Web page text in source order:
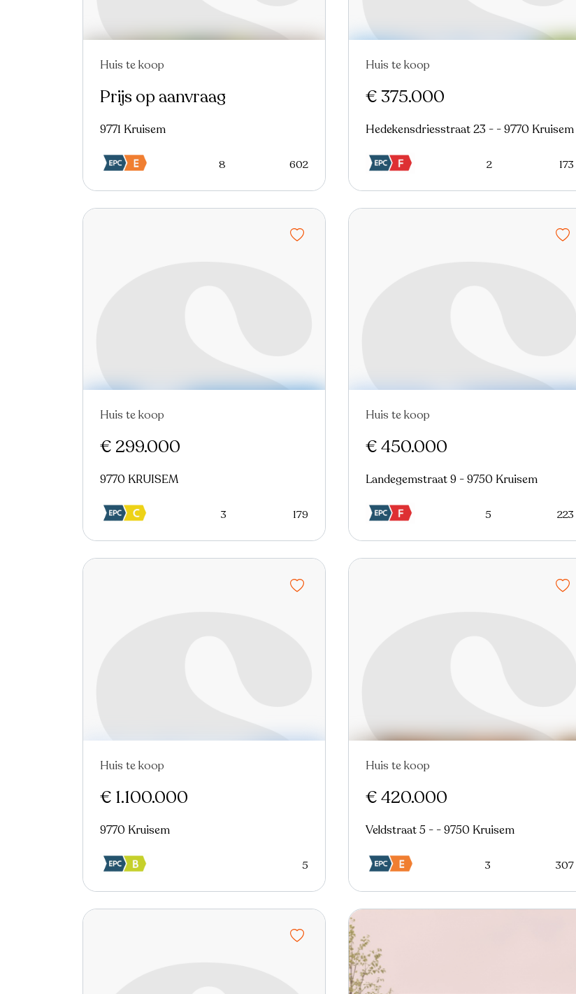
Huis te koop
Prijs op aanvraag
9771 Kruisem
8 602
Huis te koop
€ 375.000
Hedekensdriesstraat 23 - - 9770 Kruisem
2 173
Huis te koop
€ 299.000
9770 KRUISEM
3 179
Huis te koop
€ 450.000
Landegemstraat 9 - 9750 Kruisem
5 223
Huis te koop
€ 1.100.000
9770 Kruisem
5
Huis te koop
€ 420.000
Veldstraat 5 - - 9750 Kruisem
3 307